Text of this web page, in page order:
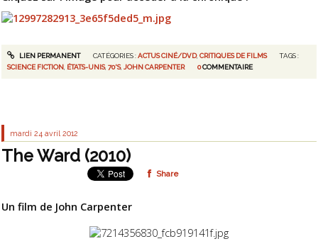
LIEN PERMANENT CATÉGORIES :ACTUS CINÉ/DVD, CRITIQUES DE FILMS
TAGS :
SCIENCE FICTION, ÉTATS-UNIS,70'S,JOHN CARPENTER 0COMMENTAIRE
mardi 24 avril 2012
The Ward (2010)
Share
Un film de John Carpenter